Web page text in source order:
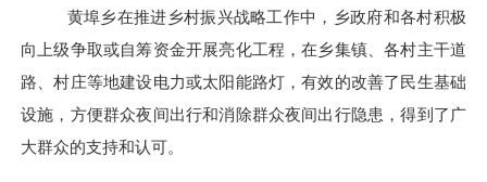
黄埠乡在推进乡村振兴战略工作中，乡政府和各村积极
向上级争取或自筹资金开展亮化工程，在乡集镇、各村主干道
路、村庄等地建设电力或太阳能路灯，有效的改善了民生基础
设施，方便群众夜间出行和消除群众夜间出行隐患，得到了广
大群众的支持和认可。